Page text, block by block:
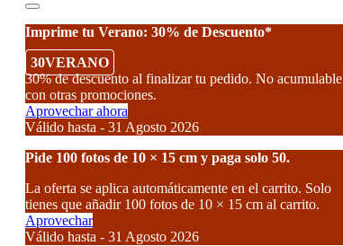
Imprime tu Verano: 30% de Descuento*
30VERANO
30% de descuento al finalizar tu pedido. No acumulable
con otras promociones.
Aprovechar ahora
Válido hasta - 31 Agosto 2026
Pide 100 fotos de 10 × 15 cm y paga solo 50.
La oferta se aplica automáticamente en el carrito. Solo
tienes que añadir 100 fotos de 10 × 15 cm al carrito.
Aprovechar
Válido hasta - 31 Agosto 2026